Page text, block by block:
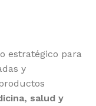
estratégico para
y
salud y